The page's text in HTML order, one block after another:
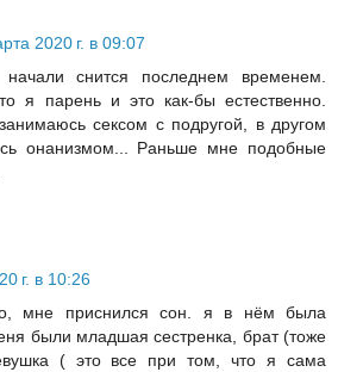
2020 г. в 09:07
снится последнем временем.
я парень и это как-бы естественно.
сексом с подругой, в другом
онанизмом... Раньше мне подобные
г. в 10:26
мне приснился сон. я в нём была
были младшая сестренка, брат (тоже
( это все при том, что я сама